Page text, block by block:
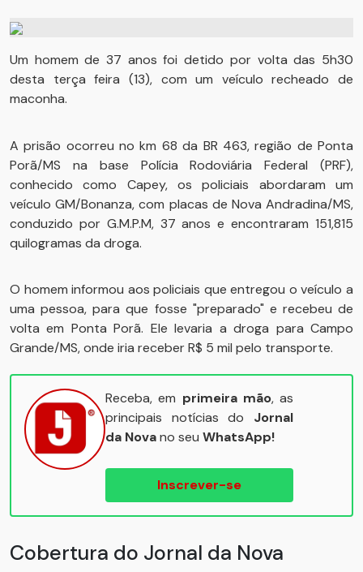
Um homem de 37 anos foi detido por volta das 5h30
desta terça feira (13), com um veículo recheado de
maconha.
A prisão ocorreu no km 68 da BR 463, região de Ponta
Porã/MS na base Polícia Rodoviária Federal (PRF),
conhecido como Capey, os policiais abordaram um
veículo GM/Bonanza, com placas de Nova Andradina/MS,
conduzido por G.M.P.M, 37 anos e encontraram 151,815
quilogramas da droga.
O homem informou aos policiais que entregou o veículo a
uma pessoa, para que fosse "preparado" e recebeu de
volta em Ponta Porã. Ele levaria a droga para Campo
Grande/MS, onde iria receber R$ 5 mil pelo transporte.
Receba, em primeira mão, as
principais notícias do Jornal
da Novano seu WhatsApp!
Inscrever-se
Cobertura do Jornal da Nova